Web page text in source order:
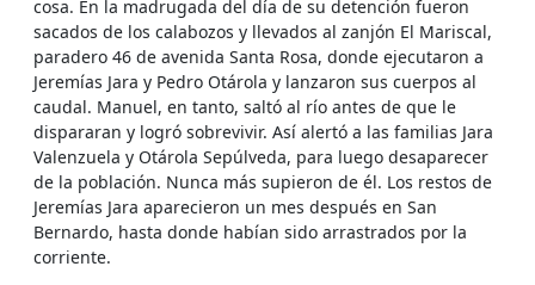
cosa. En la madrugada del día de su detención fueron
sacados de los calabozos y llevados al zanjón El Mariscal,
paradero 46 de avenida Santa Rosa, donde ejecutaron a
Jeremías Jara y Pedro Otárola y lanzaron sus cuerpos al
caudal. Manuel, en tanto, saltó al río antes de que le
dispararan y logró sobrevivir. Así alertó a las familias Jara
Valenzuela y Otárola Sepúlveda, para luego desaparecer
de la población. Nunca más supieron de él. Los restos de
Jeremías Jara aparecieron un mes después en San
Bernardo, hasta donde habían sido arrastrados por la
corriente.